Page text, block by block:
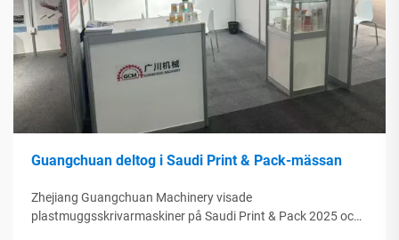
Guangchuan deltog i Saudi Print & Pack-mässan
Zhejiang Guangchuan Machinery visade
plastmuggsskrivarmaskiner på Saudi Print & Pack 2025 och